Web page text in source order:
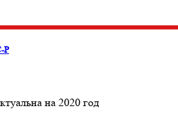
Р
на 2020 год